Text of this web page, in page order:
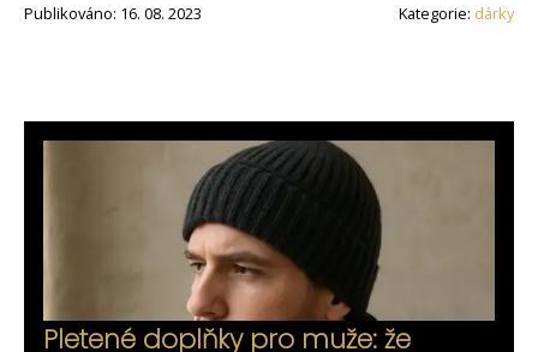
Publikováno: 16. 08. 2023 Kategorie: dárky
Pletené doplňky pro muže: že